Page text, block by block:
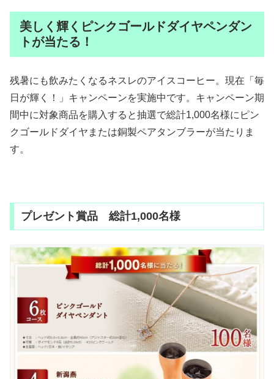
美しく輝くピンクゴールドダイヤペンダン
トが当たる！
残暑にも飲みたくなるネスレのアイスコーヒー。現在「毎
日が輝く！」キャンペーンを実施中です。キャンペーン期
間中に対象商品を購入すると抽選で総計1,000名様にピン
クゴールドダイヤまたは銅製ペアタンブラーが当たりま
す。
プレゼント賞品 総計1,000名様